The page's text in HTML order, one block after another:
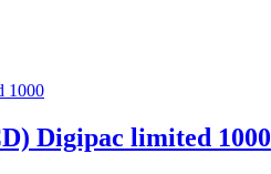
Digipac limited 1000